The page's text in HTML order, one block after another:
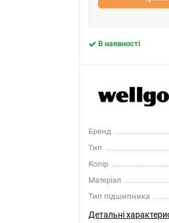
В наявності
Бренд
Тип
Колір
Матеріал
Тип підшипника
Детальні